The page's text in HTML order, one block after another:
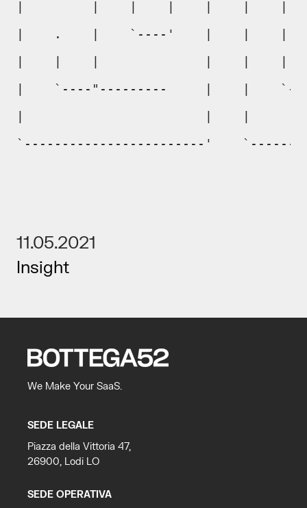
|         |    |    |    |    |
|    .    |    `----'    |    |
|    |    |              |    |
|    `----"---------     |    |
|                        |    |
`------------------------'
11.05.2021
Insight
We Make Your SaaS.
SEDE LEGALE
Piazza della Vittoria 47,
26900, Lodi LO
SEDE OPERATIVA